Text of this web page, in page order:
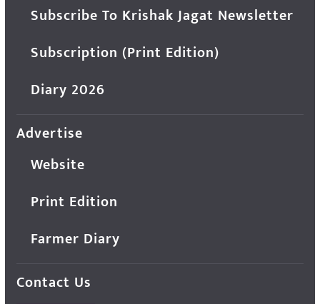
Subscribe To Krishak Jagat Newsletter
Subscription (Print Edition)
Diary 2026
Advertise
Website
Print Edition
Farmer Diary
Contact Us